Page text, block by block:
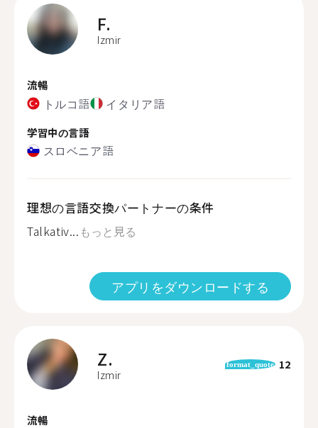
F.
Izmir
流暢
トルコ語 イタリア語
学習中の言語
スロベニア語
理想の言語交換パートナーの条件
Talkativ... もっと見る
アプリをダウンロードする
Z.
Izmir
format_quote 12
流暢